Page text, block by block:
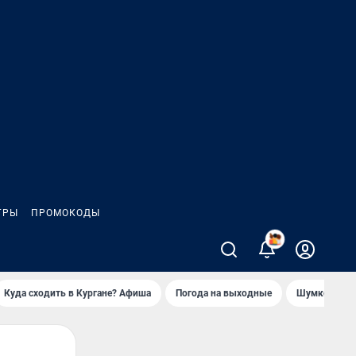
ПРОМОКОДЫ
2
Куда сходить в Кургане? Афиша Погода на выходные Шумков в